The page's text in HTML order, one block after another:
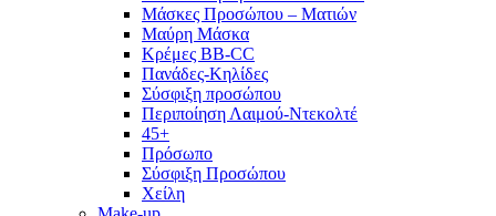
Μάσκες Προσώπου – Ματιών
Μαύρη Μάσκα
Κρέμες BB-CC
Πανάδες-Κηλίδες
Σύσφιξη προσώπου
Περιποίηση Λαιμού-Ντεκολτέ
45+
Πρόσωπο
Σύσφιξη Προσώπου
Χείλη